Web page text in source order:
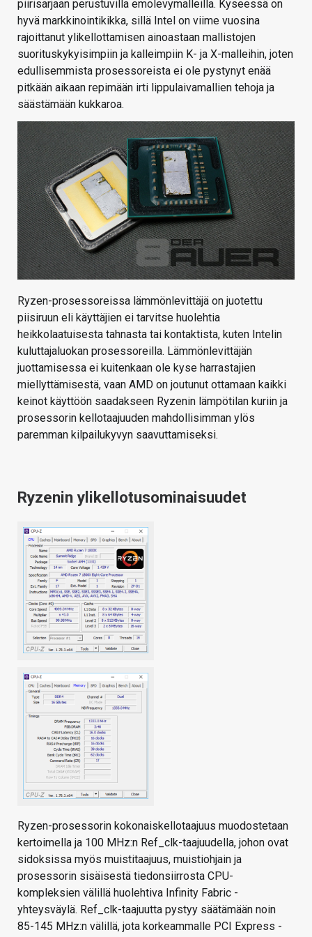
piirisarjaan perustuvilla emolevymalleilla. Kyseessä on
hyvä markkinointikikka, sillä Intel on viime vuosina
rajoittanut ylikellottamisen ainoastaan mallistojen
suorituskykyisimpiin ja kalleimpiin K- ja X-malleihin, joten
edullisemmista prosessoreista ei ole pystynyt enää
pitkään aikaan repimään irti lippulaivamallien tehoja ja
säästämään kukkaroa.
Ryzen-prosessoreissa lämmönlevittäjä on juotettu
piisiruun eli käyttäjien ei tarvitse huolehtia
heikkolaatuisesta tahnasta tai kontaktista, kuten Intelin
kuluttajaluokan prosessoreilla. Lämmönlevittäjän
juottamisessa ei kuitenkaan ole kyse harrastajien
miellyttämisestä, vaan AMD on joutunut ottamaan kaikki
keinot käyttöön saadakseen Ryzenin lämpötilan kuriin ja
prosessorin kellotaajuuden mahdollisimman ylös
paremman kilpailukyvyn saavuttamiseksi.
Ryzenin ylikellotusominaisuudet
Ryzen-prosessorin kokonaiskellotaajuus muodostetaan
kertoimella ja 100 MHz:n Ref_clk-taajuudella, johon ovat
sidoksissa myös muistitaajuus, muistiohjain ja
prosessorin sisäisestä tiedonsiirrosta CPU-
kompleksien välillä huolehtiva Infinity Fabric -
yhteysväylä. Ref_clk-taajuutta pystyy säätämään noin
85-145 MHz:n välillä, jota korkeammalle PCI Express -